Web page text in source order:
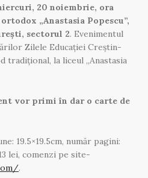
20 noiembrie, ora
„Anastasia Popescu”,
sectorul 2. Evenimentul
Zilele Educației Creștin-
tradițional, la liceul „Anastasia
vor primi în dar o carte de
19.5×19.5cm, număr pagini:
lei, comenzi pe site-
.